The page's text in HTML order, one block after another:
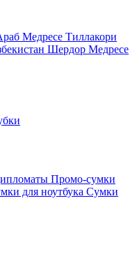
Медресе Тиллакори
Шердор Медресе
Промо-сумки
для ноутбука Сумки